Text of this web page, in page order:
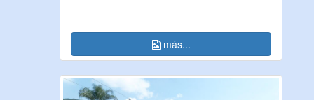
más...